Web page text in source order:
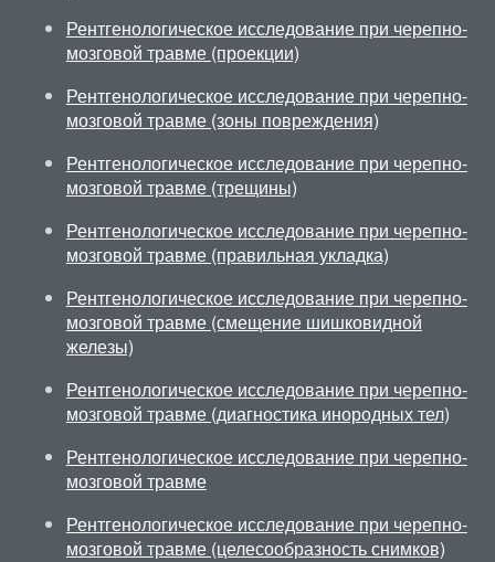
Рентгенологическое исследование при черепно-
мозговой травме (проекции)
Рентгенологическое исследование при черепно-
мозговой травме (зоны повреждения)
Рентгенологическое исследование при черепно-
мозговой травме (трещины)
Рентгенологическое исследование при черепно-
мозговой травме (правильная укладка)
Рентгенологическое исследование при черепно-
мозговой травме (смещение шишковидной
железы)
Рентгенологическое исследование при черепно-
мозговой травме (диагностика инородных тел)
Рентгенологическое исследование при черепно-
мозговой травме
Рентгенологическое исследование при черепно-
мозговой травме (целесообразность снимков)